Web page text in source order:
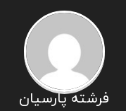
فرشته پارسیان